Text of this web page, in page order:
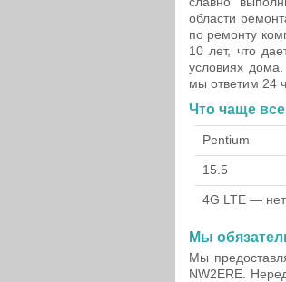
области
по ремонту
10 лет, что
условиях
мы ответим 24
Что чаще
Pentium
15.5
4G LTE — нет
Мы
Мы
NW2ERE.